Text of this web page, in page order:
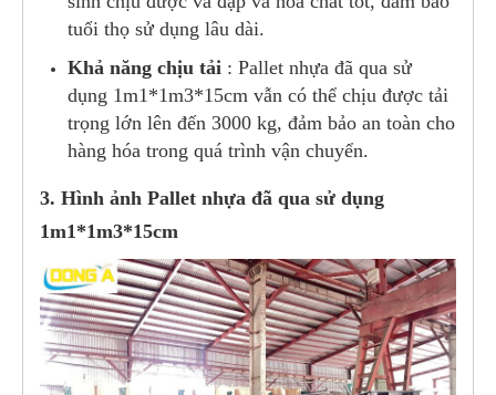
tuổi thọ sử dụng lâu dài.
Khả năng chịu tải : Pallet nhựa đã qua sử
dụng 1m1*1m3*15cm vẫn có thể chịu được tải
trọng lớn lên đến 3000 kg, đảm bảo an toàn cho
hàng hóa trong quá trình vận chuyển.
3. Hình ảnh Pallet nhựa đã qua sử dụng
1m1*1m3*15cm